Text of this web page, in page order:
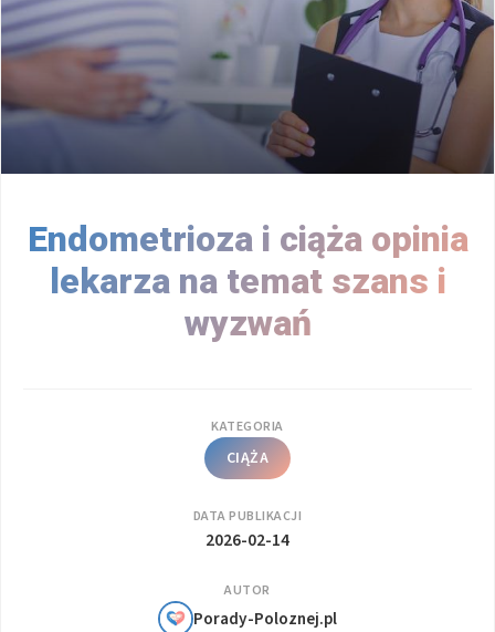
Endometrioza i ciąża opinia
lekarza na temat szans i
wyzwań
KATEGORIA
CIĄŻA
DATA PUBLIKACJI
2026-02-14
AUTOR
Porady-Poloznej.pl